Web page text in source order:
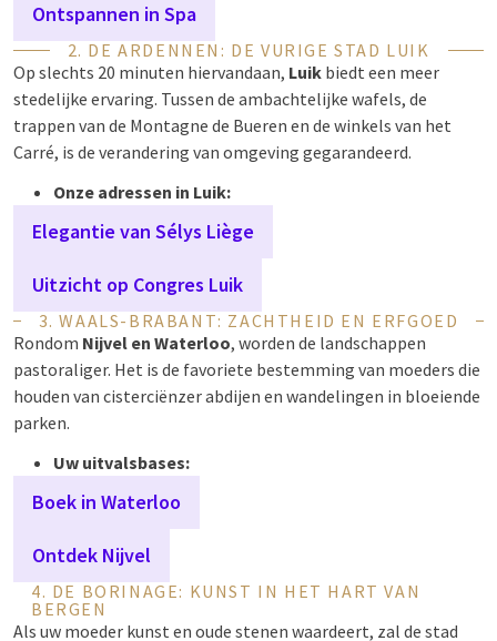
Ontspannen in Spa
2. DE ARDENNEN: DE VURIGE STAD LUIK
Op slechts 20 minuten hiervandaan, Luik biedt een meer
stedelijke ervaring. Tussen de ambachtelijke wafels, de
trappen van de Montagne de Bueren en de winkels van het
Carré, is de verandering van omgeving gegarandeerd.
Onze adressen in Luik:
Elegantie van Sélys Liège
Uitzicht op Congres Luik
3. WAALS-BRABANT: ZACHTHEID EN ERFGOED
Rondom Nijvel en Waterloo, worden de landschappen
pastoraliger. Het is de favoriete bestemming van moeders die
houden van cisterciënzer abdijen en wandelingen in bloeiende
parken.
Uw uitvalsbases:
Boek in Waterloo
Ontdek Nijvel
4. DE BORINAGE: KUNST IN HET HART VAN
BERGEN
Als uw moeder kunst en oude stenen waardeert, zal de stad